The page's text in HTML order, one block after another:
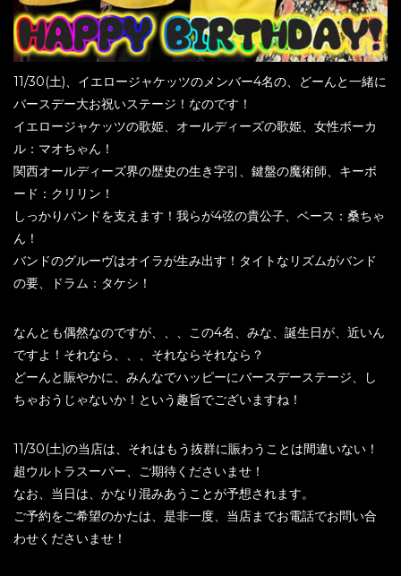
11/30(土)、イエロージャケッツのメンバー4名の、どーんと一緒に
バースデー大お祝いステージ！なのです！
イエロージャケッツの歌姫、オールディーズの歌姫、女性ボーカ
ル：マオちゃん！
関西オールディーズ界の歴史の生き字引、鍵盤の魔術師、キーボ
ード：クリリン！
しっかりバンドを支えます！我らが4弦の貴公子、ベース：桑ちゃ
ん！
バンドのグルーヴはオイラが生み出す！タイトなリズムがバンド
の要、ドラム：タケシ！
なんとも偶然なのですが、、、この4名、みな、誕生日が、近いん
ですよ！それなら、、、それならそれなら？
どーんと賑やかに、みんなでハッピーにバースデーステージ、し
ちゃおうじゃないか！という趣旨でございますね！
11/30(土)の当店は、それはもう抜群に賑わうことは間違いない！
超ウルトラスーパー、ご期待くださいませ！
なお、当日は、かなり混みあうことが予想されます。
ご予約をご希望のかたは、是非一度、当店までお電話でお問い合
わせくださいませ！